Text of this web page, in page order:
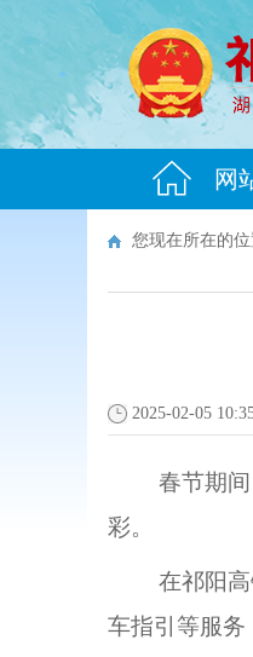
网
您现在所在的位
2025-02-05
春节期
彩。
在祁阳
车指引等服务